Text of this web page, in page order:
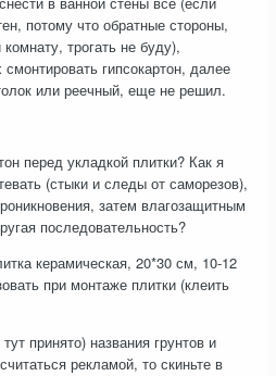
потому что обратные стороны,
трогать не буду),
гипсокартон, далее
или реечный, еще не решил.
перед укладкой плитки? Как я
(стыки и следы от саморезов),
затем влагозащитным
последовательность?
керамическая, 20*30 см, 10-12
при монтаже плитки (клеить
принято) названия грунтов и
рекламой, то скиньте в